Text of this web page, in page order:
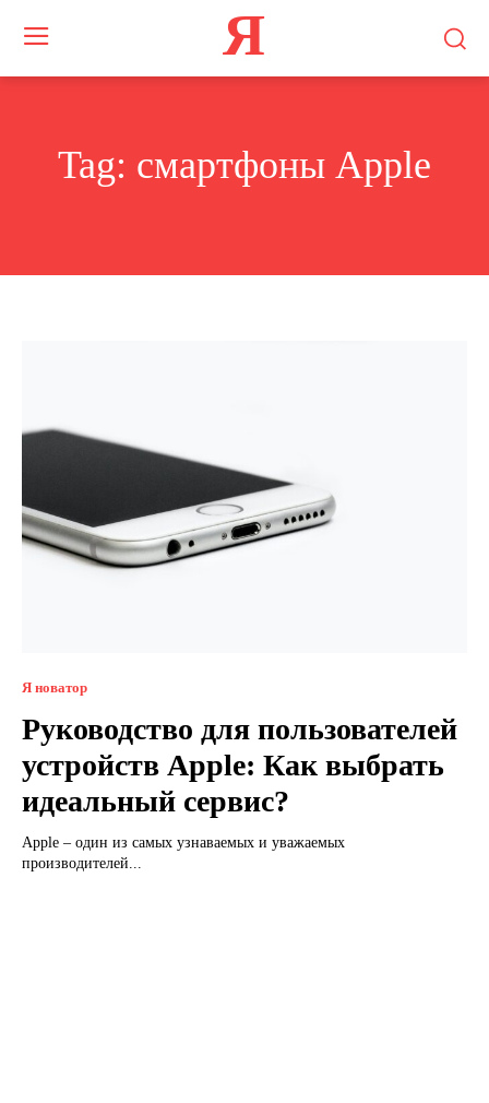
Я
Tag: смартфоны Apple
Я новатор
Руководство для пользователей
устройств Apple: Как выбрать
идеальный сервис?
Apple – один из самых узнаваемых и уважаемых
производителей...